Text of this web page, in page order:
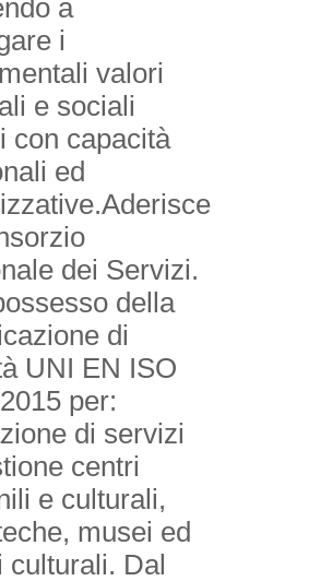
a
i
valori
e sociali
con capacità
ed
dei Servizi.
della
di
UNI EN ISO
per:
di servizi
centri
e culturali,
musei ed
culturali. Dal